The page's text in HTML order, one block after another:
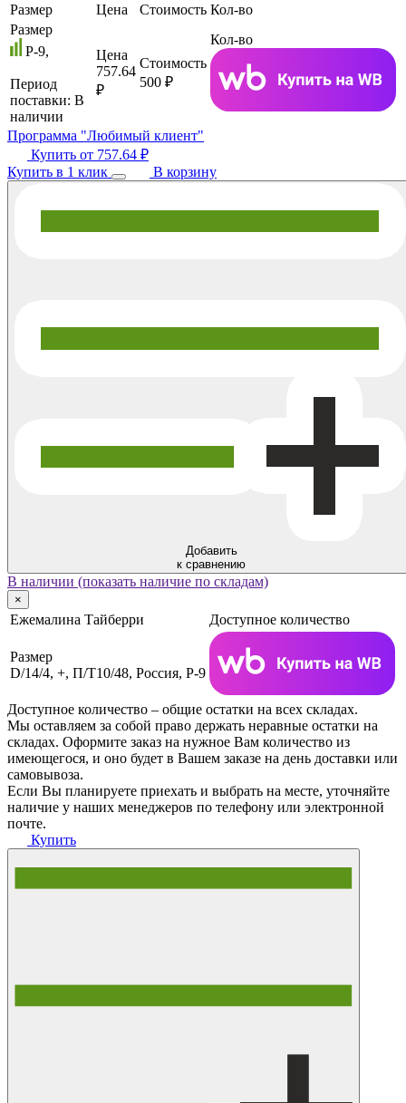
Размер
Цена Стоимость Кол-во
Размер
P-9,
Период
поставки: В
наличии
Цена
757.64
₽
Стоимость
500 ₽
Кол-во
Программа "Любимый клиент"
Купить от 757.64 ₽
Купить в 1 клик
В корзину
Добавить
к сравнению
В наличии (показать наличие по складам)
×
Ежемалина Тайберри Доступное количество
Размер
D/14/4, +, П/Т10/48, Россия, P-9
Доступное количество – общие остатки на всех складах.
Мы оставляем за собой право держать неравные остатки на
складах. Оформите заказ на нужное Вам количество из
имеющегося, и оно будет в Вашем заказе на день доставки или
самовывоза.
Если Вы планируете приехать и выбрать на месте, уточняйте
наличие у наших менеджеров по телефону или электронной
почте.
Купить